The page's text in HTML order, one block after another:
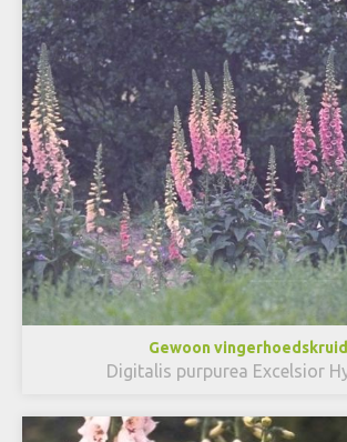
Gewoon vingerhoedskruid
Digitalis purpurea Excelsior